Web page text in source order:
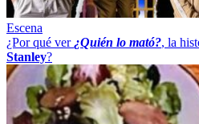
Escena
¿Por qué ver ¿Quién lo mató?, la
Stanley?